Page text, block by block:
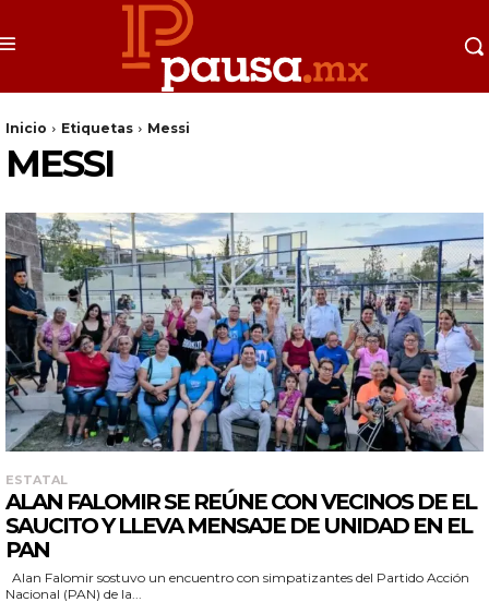
Inicio Etiquetas Messi
MESSI
ESTATAL
ALAN FALOMIR SE REÚNE CON VECINOS DE EL
SAUCITO Y LLEVA MENSAJE DE UNIDAD EN EL
PAN
Nacional (PAN) de la...